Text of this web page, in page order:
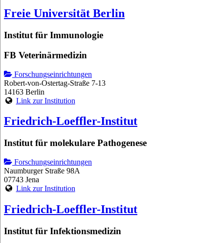
Freie Universität Berlin
Institut für Immunologie
FB Veterinärmedizin
Forschungseinrichtungen
Robert-von-Ostertag-Straße 7-13
14163 Berlin
Link zur Institution
Friedrich-Loeffler-Institut
Institut für molekulare Pathogenese
Forschungseinrichtungen
Naumburger Straße 98A
07743 Jena
Link zur Institution
Friedrich-Loeffler-Institut
Institut für Infektionsmedizin